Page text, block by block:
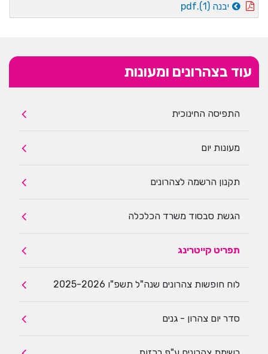
יבנה (1).pdf
עוד בצהרונים ומעונות
התפיסה החינוכית
מעונות יום
תקנון הרשמה לצהרונים
הגשת סבסוד משרד הכלכלה
תפריט קייטרינג
לוח חופשות צהרונים שנה"ל תשפ"ו 2025-2026
סדר יום צהרון - גנים